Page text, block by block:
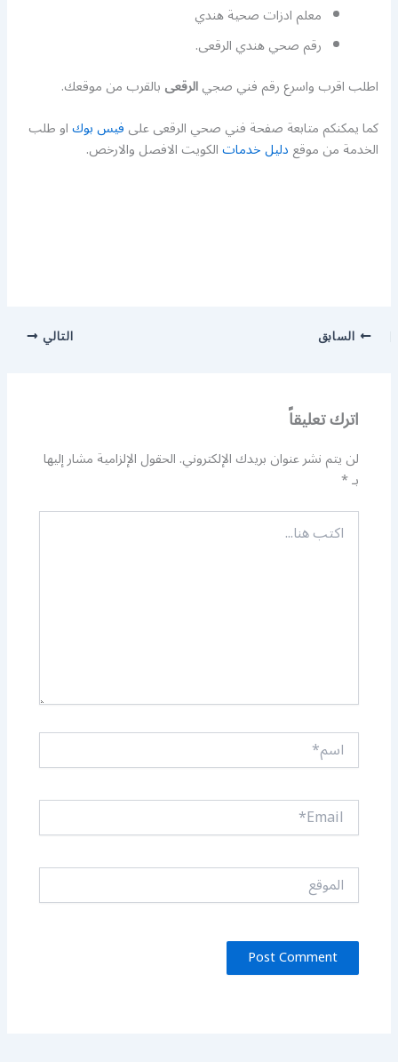
معلم ادزات صحية هندي
رقم صحي هندي الرقعى.
اطلب اقرب واسرع رقم فني صجيالرقعىبالقرب من موقعك.
كما يمكنكم متابعة صفحة فني صحي الرقعى علىفيس بوكاو طلب
الخدمة من موقعدليل خدماتالكويت الافصل والارخص.
السابق التالي
اترك تعليقاً
لن يتم نشر عنوان بريدك الإلكتروني.الحقول الإلزامية مشار إليها
بـ*
اكتب
هنا...
اسم*
Email*
الموقع